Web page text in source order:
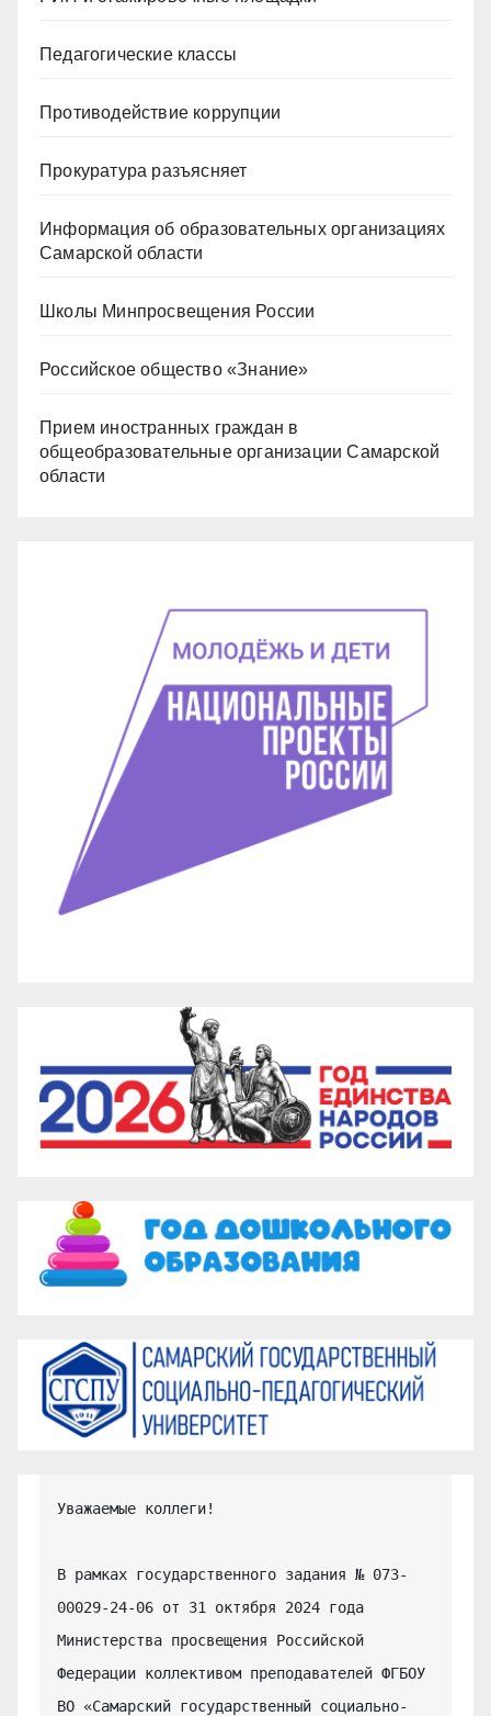
Педагогические классы
Противодействие коррупции
Прокуратура разъясняет
Информация об образовательных организациях
Самарской области
Школы Минпросвещения России
Российское общество «Знание»
Прием иностранных граждан в
общеобразовательные организации Самарской
области
Уважаемые коллеги!
В рамках государственного задания № 073-
00029-24-06 от 31 октября 2024 года
Министерства просвещения Российской
Федерации коллективом преподавателей ФГБОУ
ВО «Самарский государственный социально-